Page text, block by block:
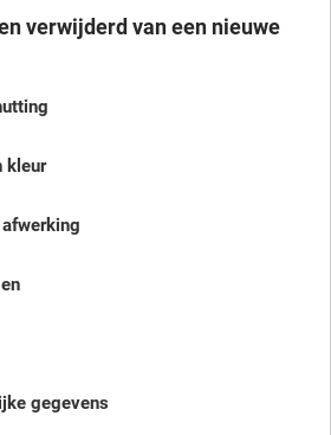
verwijderd van een nieuwe
kleur
gegevens